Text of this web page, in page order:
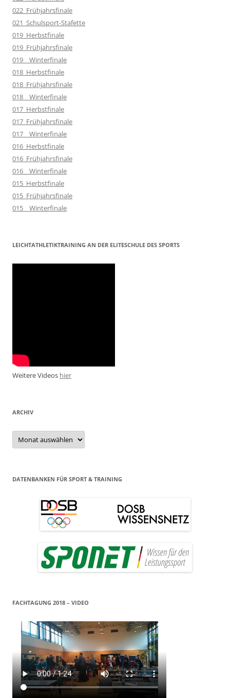
022_Frühjahrsfinale
021_Schulsport-Stafette
019_Herbstfinale
019_Frühjahrsfinale
019__Winterfinale
018_Herbstfinale
018_Frühjahrsfinale
018__Winterfinale
017_Herbstfinale
017_Frühjahrsfinale
017__Winterfinale
016_Herbstfinale
016_Frühjahrsfinale
016__Winterfinale
015_Herbstfinale
015_Frühjahrsfinale
015__Winterfinale
LEICHTATHLETIKTRAINING AN DER ELITESCHULE DES SPORTS
Weitere Videos hier
ARCHIV
Archiv
DATENBANKEN FÜR SPORT & TRAINING
FACHTAGUNG 2018 – VIDEO